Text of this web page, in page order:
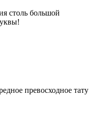
столь большой
превосходное тату